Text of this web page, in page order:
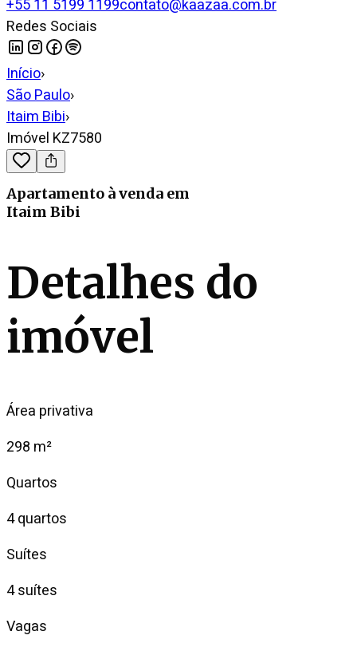
+55 11 5199 1199contato@kaazaa.com.br
Redes Sociais
Início›
São Paulo›
Itaim Bibi›
Imóvel KZ7580
Apartamento à venda em
Itaim Bibi
Detalhes do
imóvel
Área privativa
298 m²
Quartos
4 quartos
Suítes
4 suítes
Vagas